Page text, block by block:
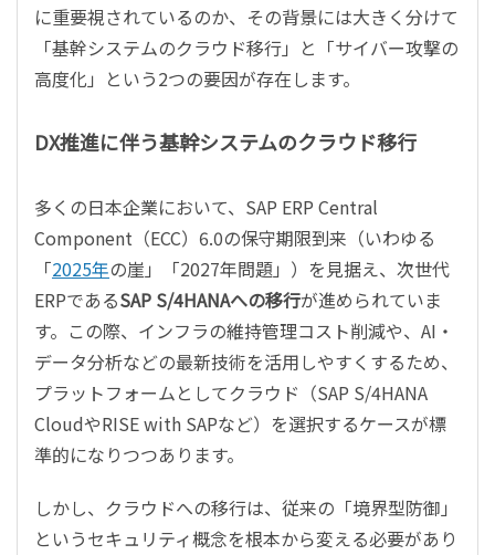
に重要視されているのか、その背景には大きく分けて
「基幹システムのクラウド移行」と「サイバー攻撃の
高度化」という2つの要因が存在します。
DX推進に伴う基幹システムのクラウド移行
多くの日本企業において、SAP ERP Central
Component（ECC）6.0の保守期限到来（いわゆる
「2025年の崖」「2027年問題」）を見据え、次世代
ERPであるSAP S/4HANAへの移行が進められていま
す。この際、インフラの維持管理コスト削減や、AI・
データ分析などの最新技術を活用しやすくするため、
プラットフォームとしてクラウド（SAP S/4HANA
CloudやRISE with SAPなど）を選択するケースが標
準的になりつつあります。
しかし、クラウドへの移行は、従来の「境界型防御」
というセキュリティ概念を根本から変える必要があり